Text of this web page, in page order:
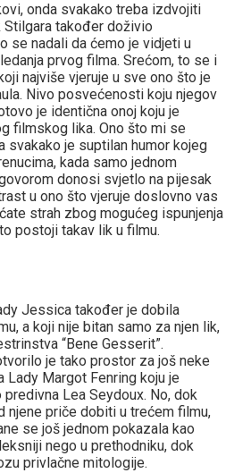
onda svakako treba izdvojiti
Stilgara također doživio
se nadali da ćemo je vidjeti u
prvog filma. Srećom, to se i
najviše vjeruje u sve ono što je
Nivo posvećenosti koju njegov
je identična onoj koju je
filmskog lika. Ono što mi se
svakako je suptilan humor kojeg
kada samo jednom
donosi svjetlo na pijesak
u ono što vjeruje doslovno vas
strah zbog mogućeg ispunjenja
postoji takav lik u filmu.
Jessica također je dobila
a koji nije bitan samo za njen lik,
“Bene Gesserit”.
je tako prostor za još neke
Lady Margot Fenring koju je
Lea Seydoux. No, dok
njene priče dobiti u trećem filmu,
se još jednom pokazala kao
nego u prethodniku, dok
privlačne mitologije.